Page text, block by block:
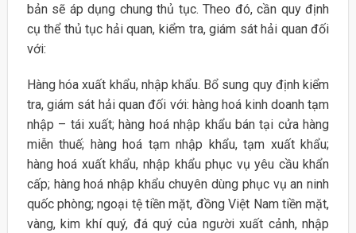
bản sẽ áp dụng chung thủ tục. Theo đó, cần quy định
cụ thể thủ tục hải quan, kiểm tra, giám sát hải quan đối
với:
Hàng hóa xuất khẩu, nhập khẩu. Bổ sung quy định kiểm
tra, giám sát hải quan đối với: hàng hoá kinh doanh tạm
nhập – tái xuất; hàng hoá nhập khẩu bán tại cửa hàng
miễn thuế; hàng hoá tạm nhập khẩu, tạm xuất khẩu;
hàng hoá xuất khẩu, nhập khẩu phục vụ yêu cầu khẩn
cấp; hàng hoá nhập khẩu chuyên dùng phục vụ an ninh
quốc phòng; ngoại tệ tiền mặt, đồng Việt Nam tiền mặt,
vàng, kim khí quý, đá quý của người xuất cảnh, nhập